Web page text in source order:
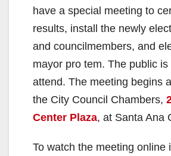
have a special meeting to
results, install the newly
and councilmembers, and
mayor pro tem. The public
attend. The meeting begins
the City Council Chambers,
Center Plaza, at Santa Ana
To watch the meeting online